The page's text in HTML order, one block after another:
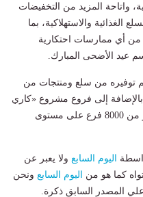
واتاحة المزيد من التخفيضات
من السلع الغذائية والاستهلاكية، بما
أي ممارسات احتكارية
عيد الأضحى المبارك.
توفيره من سلع ومنتجات من
بالإضافة إلى فروع مشروع «كاري
أون» وفروع «جمعيتي» البالغ عددها أكثر من 8000 فرع على مستوى
اليوم السابع ولا يعبر عن
كما هو من اليوم السابع ونحن
المصدر السابق ذكرة.